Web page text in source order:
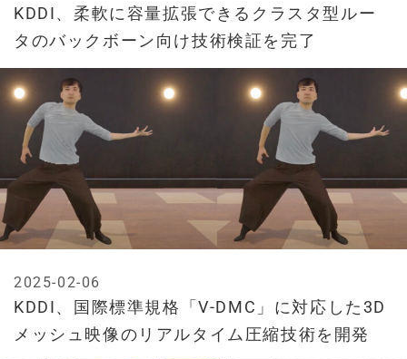
KDDI、柔軟に容量拡張できるクラスタ型ルー
タのバックボーン向け技術検証を完了
KDDI、国際標準規格「V-DMC」に対応した3D
メッシュ映像のリアルタイム圧縮技術を開発
2025-02-06